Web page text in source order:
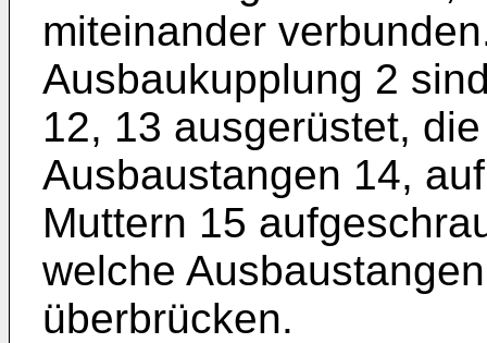
miteinander
Ausbaukupplung 2
12, 13 ausgerüstet,
Ausbaustangen 14,
Muttern 15
welche
überbrücken.